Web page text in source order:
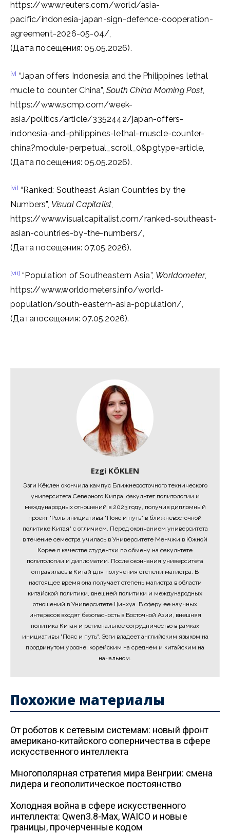
https://www.reuters.com/world/asia-
pacific/indonesia-japan-sign-defence-cooperation-
agreement-2026-05-04/,
(Дата посещения: 05.05.2026).
[v] “Japan offers Indonesia and the Philippines lethal
mucle to counter China”, South China Morning Post,
https://www.scmp.com/week-
asia/politics/article/3352442/japan-offers-
indonesia-and-philippines-lethal-muscle-counter-
china?module=perpetual_scroll_0&pgtype=article,
(Дата посещения: 05.05.2026).
[vi] “Ranked: Southeast Asian Countries by the
Numbers”, Visual Capitalist,
https://www.visualcapitalist.com/ranked-southeast-
asian-countries-by-the-numbers/,
(Дата посещения: 07.05.2026).
[vii] “Population of Southeastern Asia”, Worldometer,
https://www.worldometers.info/world-
population/south-eastern-asia-population/,
(Датапосещения: 07.05.2026).
Ezgi KÖKLEN
Эзги Кёклен окончила кампус Ближневосточного технического
университета Северного Кипра, факультет политологии и
международных отношений в 2023 году, получив дипломный
проект "Роль инициативы "Пояс и путь" в ближневосточной
политике Китая" с отличием. Перед окончанием университета
в течение семестра училась в Университете Мёнчжи в Южной
Корее в качестве студентки по обмену на факультете
политологии и дипломатии. После окончания университета
отправилась в Китай для получения степени магистра. В
настоящее время она получает степень магистра в области
китайской политики, внешней политики и международных
отношений в Университете Цинхуа. В сферу ее научных
интересов входят безопасность в Восточной Азии, внешняя
политика Китая и региональное сотрудничество в рамках
инициативы "Пояс и путь". Эзги владеет английским языком на
продвинутом уровне, корейским на среднем и китайским на
начальном.
Похожие материалы
От роботов к сетевым системам: новый фронт
американо-китайского соперничества в сфере
искусственного интеллекта
Многополярная стратегия мира Венгрии: смена
лидера и геополитическое постоянство
Холодная война в сфере искусственного
интеллекта: Qwen3.8-Max, WAICO и новые
границы, прочерченные кодом